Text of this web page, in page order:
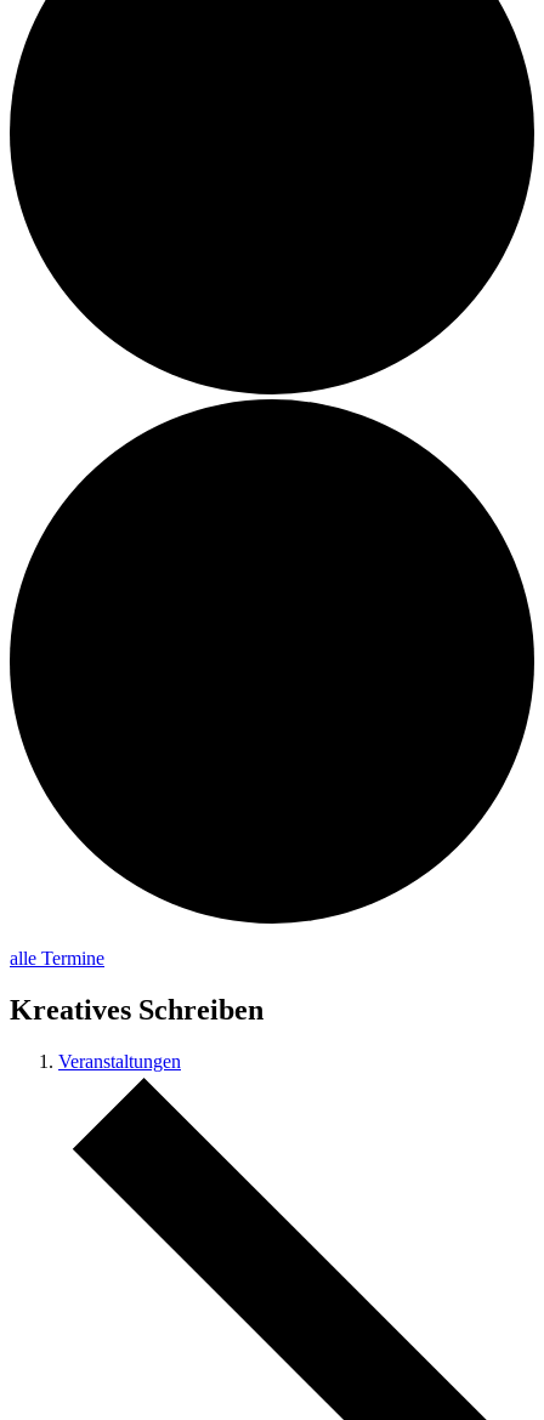
alle Termine
Kreatives Schreiben
Veranstaltungen